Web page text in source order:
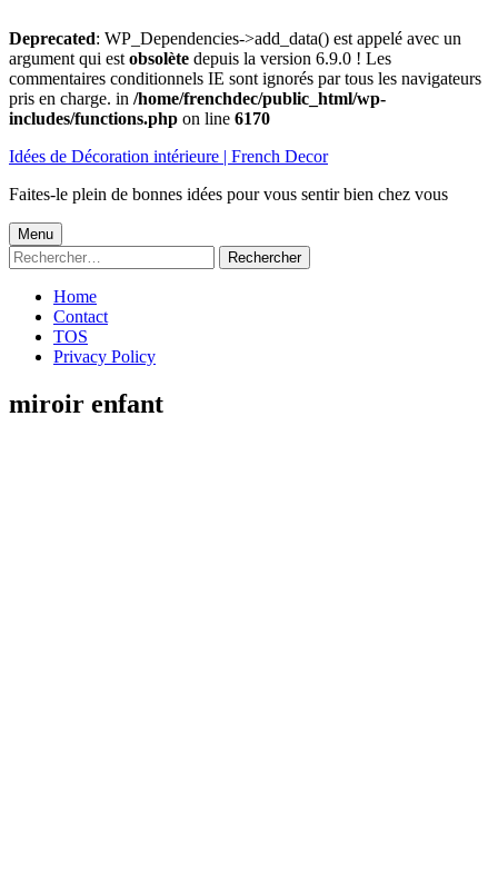
Deprecated: WP_Dependencies->add_data() est appelé avec un
argument qui est obsolète depuis la version 6.9.0 ! Les
commentaires conditionnels IE sont ignorés par tous les navigateurs
pris en charge. in /home/frenchdec/public_html/wp-
includes/functions.php on line 6170
au
Idées de Décoration intérieure | French Decor
Faites-le plein de bonnes idées pour vous sentir bien chez vous
Menu
principal
Menu
Rechercher :
Home
Contact
TOS
Privacy Policy
miroir enfant